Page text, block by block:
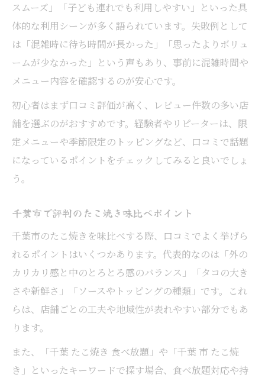
スムーズ」「子ども連れでも利用しやすい」といった具
体的な利用シーンが多く語られています。失敗例として
は「混雑時に待ち時間が長かった」「思ったよりボリュ
ームが少なかった」という声もあり、事前に混雑時間や
メニュー内容を確認するのが安心です。
初心者はまず口コミ評価が高く、レビュー件数の多い店
舗を選ぶのがおすすめです。経験者やリピーターは、限
定メニューや季節限定のトッピングなど、口コミで話題
になっているポイントをチェックしてみると良いでしょ
う。
千葉市で評判のたこ焼き味比べポイント
千葉市のたこ焼きを味比べする際、口コミでよく挙げら
れるポイントはいくつかあります。代表的なのは「外の
カリカリ感と中のとろとろ感のバランス」「タコの大き
さや新鮮さ」「ソースやトッピングの種類」です。これ
らは、店舗ごとの工夫や地域性が表れやすい部分でもあ
ります。
また、「千葉 たこ焼き 食べ放題」や「千葉 市 たこ焼
き」といったキーワードで探す場合、食べ放題対応や持